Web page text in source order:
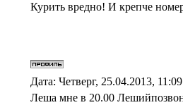
Курить вредно! И крепче
Дата: Четверг, 25.04.2013,
Леша мне в 20.00